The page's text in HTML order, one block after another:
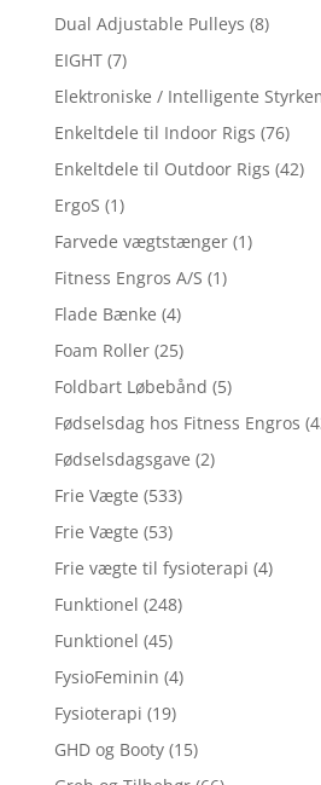
Dual Adjustable Pulleys (8)
EIGHT (7)
Elektroniske / Intelligente
Enkeltdele til Indoor Rigs (76)
Enkeltdele til Outdoor Rigs (42)
ErgoS (1)
Farvede vægtstænger (1)
Fitness Engros A/S (1)
Flade Bænke (4)
Foam Roller (25)
Foldbart Løbebånd (5)
Fødselsdag hos Fitness Engros
Fødselsdagsgave (2)
Frie Vægte (533)
Frie Vægte (53)
Frie vægte til fysioterapi (4)
Funktionel (248)
Funktionel (45)
FysioFeminin (4)
Fysioterapi (19)
GHD og Booty (15)